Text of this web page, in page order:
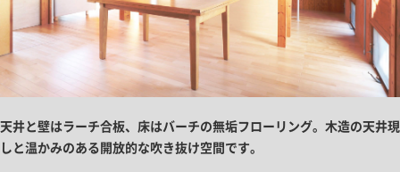
天井と壁はラーチ合板、床はバーチの無垢フローリング。木造の天井現
しと温かみのある開放的な吹き抜け空間です。